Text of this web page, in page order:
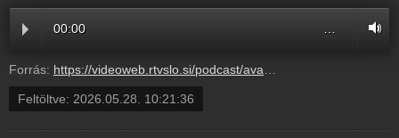
00:00
Forrás: https://videoweb.rtvslo.si/podcast/ava_archive11/2026/05/28/Aznvez311219.mp3
Feltöltve: 2026.05.28. 10:21:36